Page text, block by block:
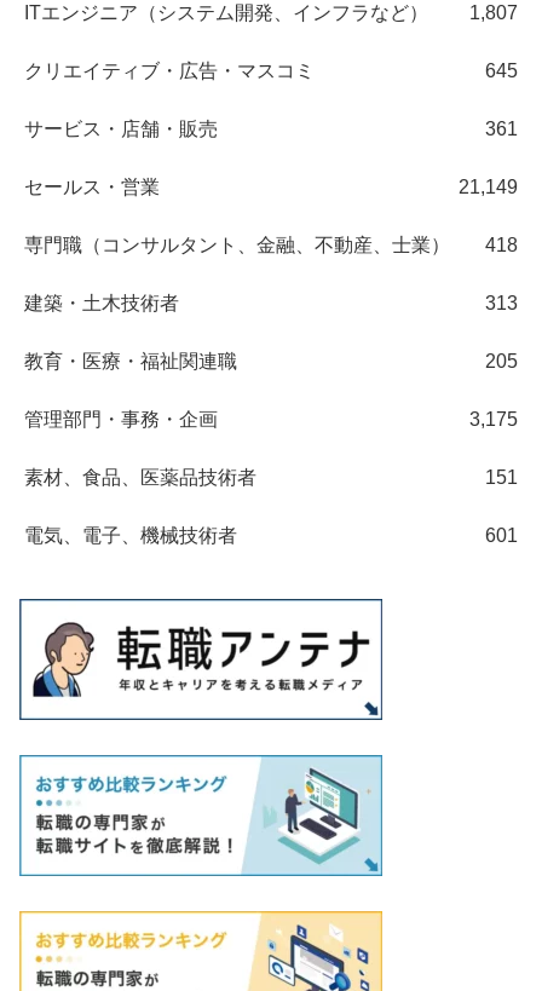
ITエンジニア（システム開発、インフラなど） 1,807
クリエイティブ・広告・マスコミ 645
サービス・店舗・販売 361
セールス・営業 21,149
専門職（コンサルタント、金融、不動産、士業） 418
建築・土木技術者 313
教育・医療・福祉関連職 205
管理部門・事務・企画 3,175
素材、食品、医薬品技術者 151
電気、電子、機械技術者 601